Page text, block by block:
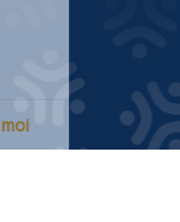
pour moi